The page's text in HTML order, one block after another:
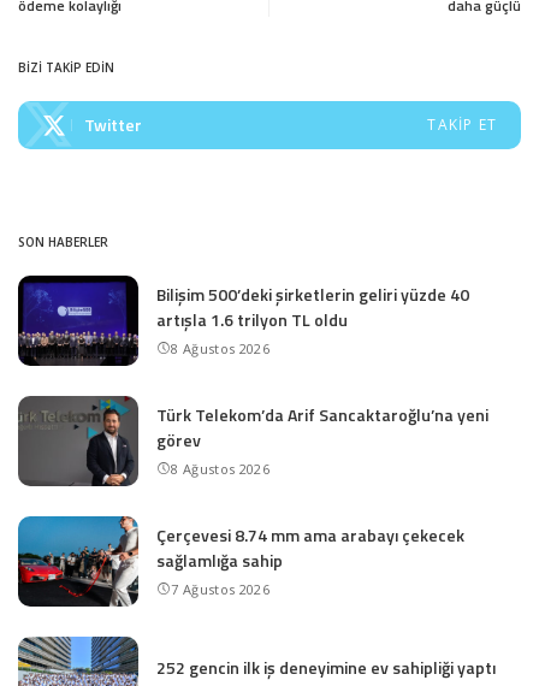
ödeme kolaylığı
daha güçlü
BİZİ TAKİP EDİN
Twitter TAKIP ET
SON HABERLER
Bilişim 500’deki şirketlerin geliri yüzde 40
artışla 1.6 trilyon TL oldu
8 Ağustos 2026
Türk Telekom’da Arif Sancaktaroğlu’na yeni
görev
8 Ağustos 2026
Çerçevesi 8.74 mm ama arabayı çekecek
sağlamlığa sahip
7 Ağustos 2026
252 gencin ilk iş deneyimine ev sahipliği yaptı